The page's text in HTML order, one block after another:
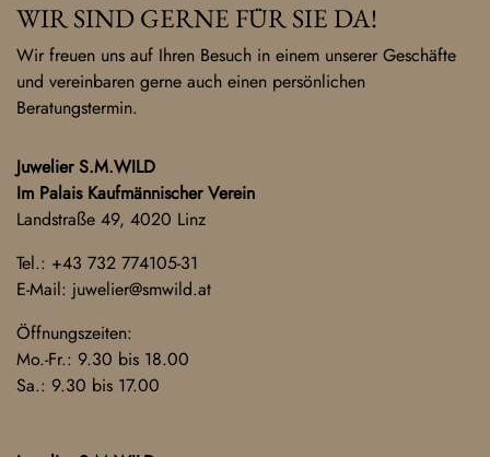
WIR SIND GERNE FÜR SIE DA!
Wir freuen uns auf Ihren Besuch in einem unserer Geschäfte
und vereinbaren gerne auch einen persönlichen
Beratungstermin.
Juwelier S.M.WILD
Im Palais Kaufmännischer Verein
Landstraße 49, 4020 Linz
Tel.: +43 732 774105-31
E-Mail: juwelier@smwild.at
Öffnungszeiten:
Mo.-Fr.: 9.30 bis 18.00
Sa.: 9.30 bis 17.00